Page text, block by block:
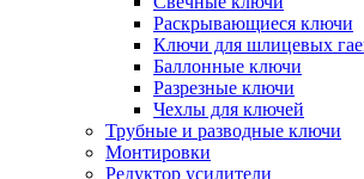
Раскрывающиеся ключи
Ключи для шлицевых
Баллонные ключи
Разрезные ключи
Чехлы для ключей
Трубные и разводные ключи
Монтировки
Редуктор усилители